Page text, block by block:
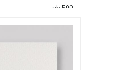
ab 500
0,85 €